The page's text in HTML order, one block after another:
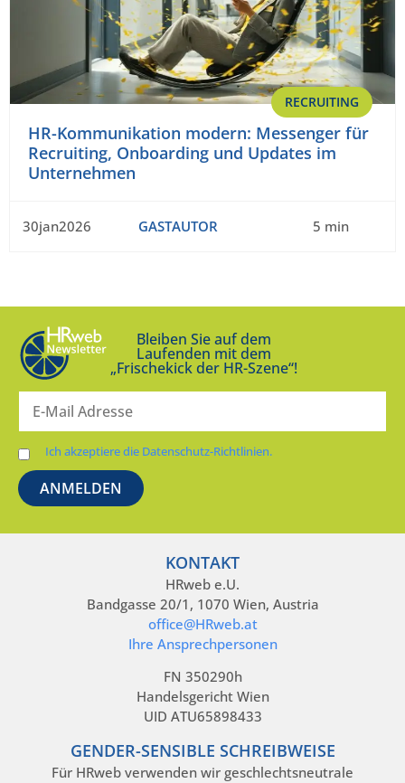
RECRUITING
HR-Kommunikation modern: Messenger für
Recruiting, Onboarding und Updates im
Unternehmen
30jan2026 GASTAUTOR 5 min
Bleiben Sie auf dem
Laufenden mit dem
„Frischekick der HR-Szene“!
Ich akzeptiere die Datenschutz-Richtlinien.
KONTAKT
HRweb e.U.
Bandgasse 20/1, 1070 Wien, Austria
office@HRweb.at
Ihre Ansprechpersonen
FN 350290h
Handelsgericht Wien
UID ATU65898433
GENDER-SENSIBLE SCHREIBWEISE
Für HRweb verwenden wir geschlechtsneutrale